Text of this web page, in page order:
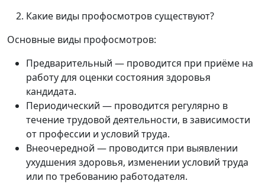
Какие виды профосмотров существуют?
Основные виды профосмотров:
Предварительный — проводится при приёме на
работу для оценки состояния здоровья
кандидата.
Периодический — проводится регулярно в
течение трудовой деятельности, в зависимости
от профессии и условий труда.
Внеочередной — проводится при выявлении
ухудшения здоровья, изменении условий труда
или по требованию работодателя.